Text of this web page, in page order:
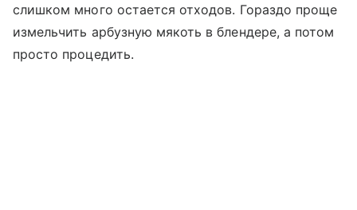
слишком много остается отходов. Гораздо проще
измельчить арбузную мякоть в блендере, а потом
просто процедить.